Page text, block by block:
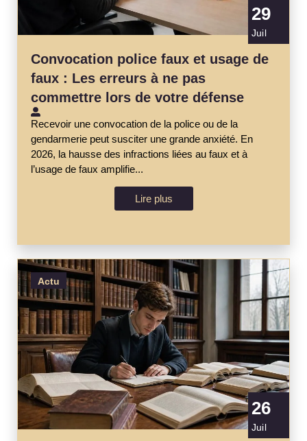
29
Juil
Convocation police faux et usage de
faux : Les erreurs à ne pas
commettre lors de votre défense
Recevoir une convocation de la police ou de la
gendarmerie peut susciter une grande anxiété. En
2026, la hausse des infractions liées au faux et à
l’usage de faux amplifie...
Lire plus
Actu
26
Juil